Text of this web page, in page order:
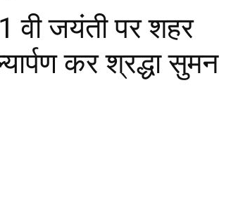
वी जयंती पर शहर
कर श्रद्धा सुमन